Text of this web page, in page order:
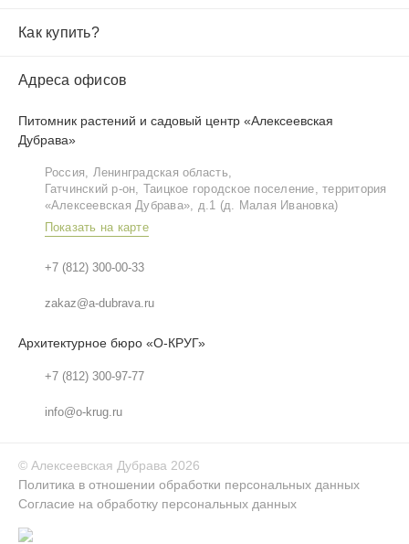
Как купить?
Адреса офисов
Питомник растений и садовый центр «Алексеевская
Дубрава»
Россия, Ленинградская область,
Гатчинский р‑он, Таицкое городское поселение, территория
«Алексеевская Дубрава», д.1 (д. Малая Ивановка)
Показать на карте
+7 (812) 300-00-33
zakaz@a-dubrava.ru
Архитектурное бюро «О-КРУГ»
+7 (812) 300-97-77
info@o-krug.ru
© Алексеевская Дубрава 2026
Политика в отношении обработки персональных данных
Согласие на обработку персональных данных